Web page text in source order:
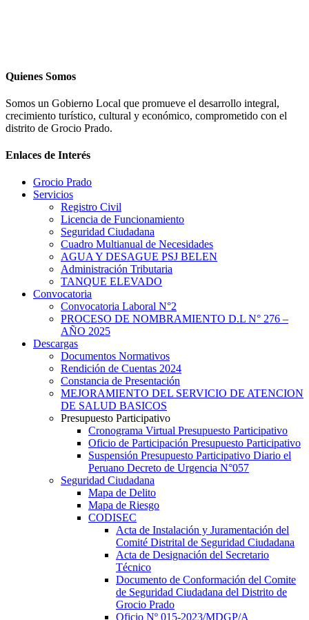
Quienes Somos
Somos un Gobierno Local que promueve el desarrollo integral,
crecimiento turístico, cultural y económico, comprometido con el
distrito de Grocio Prado.
Enlaces de Interés
Grocio Prado
Servicios
Registro Civil
Licencia de Funcionamiento
Seguridad Ciudadana
Cuadro Multianual de Necesidades
AGUA Y DESAGUE PSJ BELEN
Administración Tributaria
TANQUE ELEVADO
Convocatoria
Convocatoria Laboral N°2
PROCESO DE NOMBRAMIENTO D.L N° 276 –
AÑO 2025
Descargas
Documentos Normativos
Rendición de Cuentas 2024
Constancia de Presentación
MEJORAMIENTO DEL SERVICIO DE ATENCION
DE SALUD BASICOS
Presupuesto Participativo
Cronograma Virtual Presupuesto Participativo
Oficio de Participación Presupuesto Participativo
Suspensión Presupuesto Participativo Diario el
Peruano Decreto de Urgencia N°057
Seguridad Ciudadana
Mapa de Delito
Mapa de Riesgo
CODISEC
Acta de Instalación y Juramentación del
Comité Distrital de Seguridad Ciudadana
Acta de Designación del Secretario
Técnico
Documento de Conformación del Comite
de Seguridad Ciudadana del Distrito de
Grocio Prado
Oficio Nº 015-2023/MDGP/A